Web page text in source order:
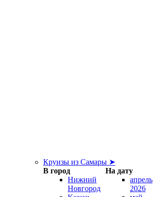
Круизы из Самары ➤
В город
На дату
Нижний
Новгород
апрель
2026